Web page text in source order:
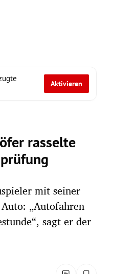
Aktivieren
rasselte
mit seiner
„Autofahren
sagt er der